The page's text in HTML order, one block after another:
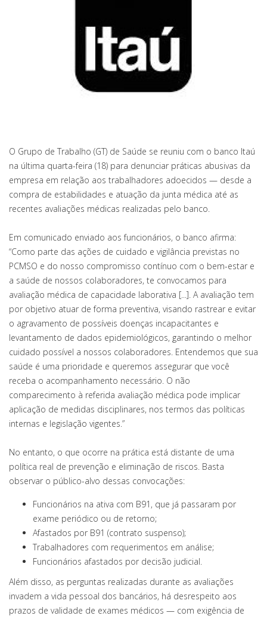
O Grupo de Trabalho (GT) de Saúde se reuniu com o banco Itaú
na última quarta-feira (18) para denunciar práticas abusivas da
empresa em relação aos trabalhadores adoecidos — desde a
compra de estabilidades e atuação da junta médica até as
recentes avaliações médicas realizadas pelo banco.
Em comunicado enviado aos funcionários, o banco afirma:
“Como parte das ações de cuidado e vigilância previstas no
PCMSO e do nosso compromisso contínuo com o bem-estar e
a saúde de nossos colaboradores, te convocamos para
avaliação médica de capacidade laborativa [...]. A avaliação tem
por objetivo atuar de forma preventiva, visando rastrear e evitar
o agravamento de possíveis doenças incapacitantes e
levantamento de dados epidemiológicos, garantindo o melhor
cuidado possível a nossos colaboradores. Entendemos que sua
saúde é uma prioridade e queremos assegurar que você
receba o acompanhamento necessário. O não
comparecimento à referida avaliação médica pode implicar
aplicação de medidas disciplinares, nos termos das políticas
internas e legislação vigentes.”
No entanto, o que ocorre na prática está distante de uma
política real de prevenção e eliminação de riscos. Basta
observar o público-alvo dessas convocações:
Funcionários na ativa com B91, que já passaram por
exame periódico ou de retorno;
Afastados por B91 (contrato suspenso);
Trabalhadores com requerimentos em análise;
Funcionários afastados por decisão judicial.
Além disso, as perguntas realizadas durante as avaliações
invadem a vida pessoal dos bancários, há desrespeito aos
prazos de validade de exames médicos — com exigência de